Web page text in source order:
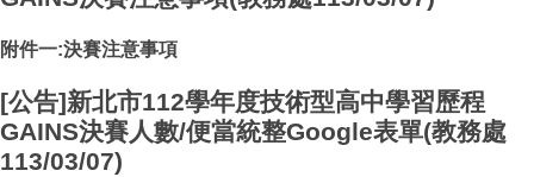
附件一:決賽注意事項
[公告]新北市112學年度技術型高中學習歷程
GAINS決賽人數/便當統整Google表單(教務處
113/03/07)